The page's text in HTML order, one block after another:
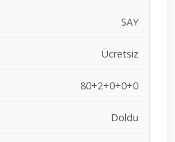
SAY
Ücretsiz
80+2+0+0+0
Doldu